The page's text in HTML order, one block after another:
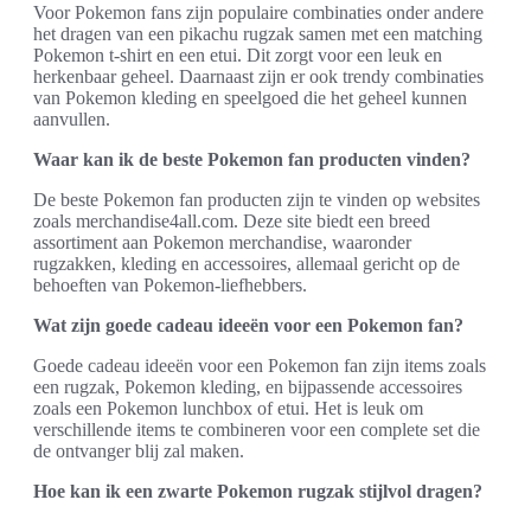
Voor Pokemon fans zijn populaire combinaties onder andere
het dragen van een pikachu rugzak samen met een matching
Pokemon t-shirt en een etui. Dit zorgt voor een leuk en
herkenbaar geheel. Daarnaast zijn er ook trendy combinaties
van Pokemon kleding en speelgoed die het geheel kunnen
aanvullen.
Waar kan ik de beste Pokemon fan producten vinden?
De beste Pokemon fan producten zijn te vinden op websites
zoals merchandise4all.com. Deze site biedt een breed
assortiment aan Pokemon merchandise, waaronder
rugzakken, kleding en accessoires, allemaal gericht op de
behoeften van Pokemon-liefhebbers.
Wat zijn goede cadeau ideeën voor een Pokemon fan?
Goede cadeau ideeën voor een Pokemon fan zijn items zoals
een rugzak, Pokemon kleding, en bijpassende accessoires
zoals een Pokemon lunchbox of etui. Het is leuk om
verschillende items te combineren voor een complete set die
de ontvanger blij zal maken.
Hoe kan ik een zwarte Pokemon rugzak stijlvol dragen?